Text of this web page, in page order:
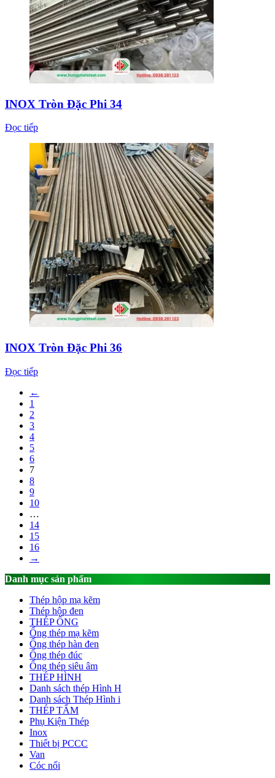
INOX Tròn Đặc Phi 34
Đọc tiếp
INOX Tròn Đặc Phi 36
Đọc tiếp
←
1
2
3
4
5
6
7
8
9
10
…
14
15
16
→
Danh mục sản phẩm
Thép hộp mạ kẽm
Thép hộp đen
THÉP ỐNG
Ống thép mạ kẽm
Ống thép hàn đen
Ống thép đúc
Ống thép siêu âm
THÉP HÌNH
Danh sách thép Hình H
Danh sách Thép Hình i
THÉP TẤM
Phụ Kiện Thép
Inox
Thiết bị PCCC
Van
Cóc nối